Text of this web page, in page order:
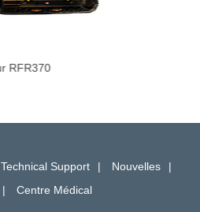
Excavateur RFR480
Technical Support
Nouvelles
Centre Médical